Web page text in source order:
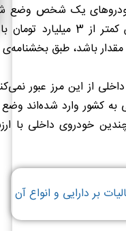
خودروهای یک شخص وضع
اگر شما مالک چند خودرو با ارزش
باشد، طبق
از این مرز عبور
به کشور وارد شده‌اند
خودروی داخلی با
بر دارایی و انواع آن